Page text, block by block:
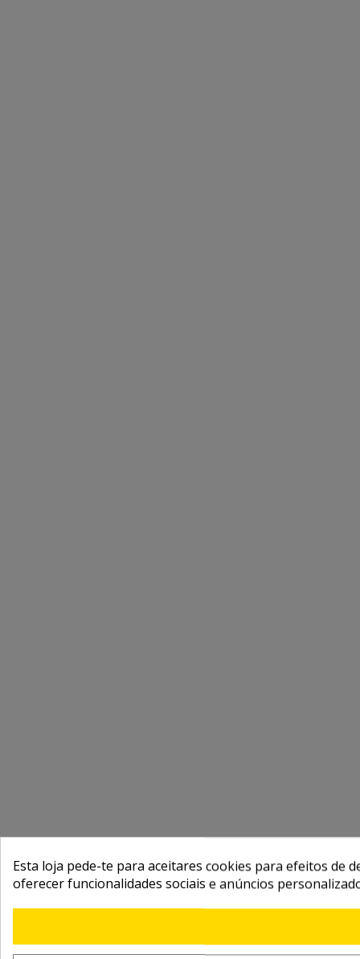
Esta loja pede-te para aceitares cookies para efeitos de
oferecer funcionalidades sociais e anúncios